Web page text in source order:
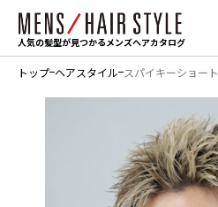
人気の髪型が見つかるメンズヘアカタログ
トップ ヘアスタイル スパイキーショート